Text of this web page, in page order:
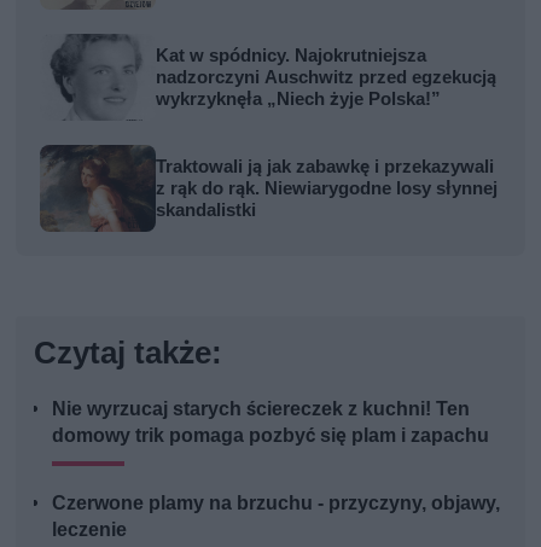
Kat w spódnicy. Najokrutniejsza
nadzorczyni Auschwitz przed egzekucją
wykrzyknęła „Niech żyje Polska!”
Traktowali ją jak zabawkę i przekazywali
z rąk do rąk. Niewiarygodne losy słynnej
skandalistki
Czytaj także:
Nie wyrzucaj starych ściereczek z kuchni! Ten
domowy trik pomaga pozbyć się plam i zapachu
Czerwone plamy na brzuchu - przyczyny, objawy,
leczenie